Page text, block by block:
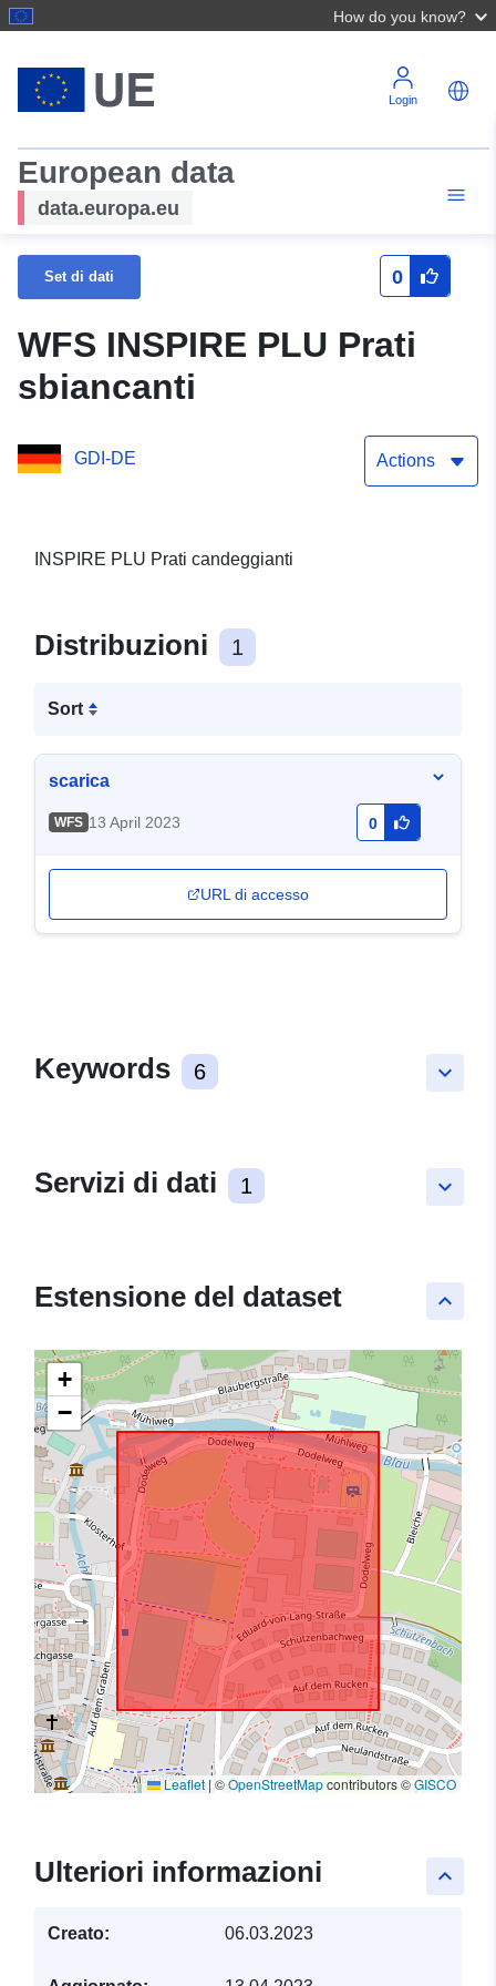
How do you know?
Login
European data
data.europa.eu
Set di dati 0
WFS INSPIRE PLU Prati
sbiancanti
GDI-DE Actions
INSPIRE PLU Prati candeggianti
Distribuzioni 1
Sort
scarica
WFS 13 April 2023 0
URL di accesso
keyboard_arrow_down
Keywords 6
keyboard_arrow_down
Servizi di dati 1
keyboard_arrow_up
Estensione del dataset
+
−
Leaflet |©OpenStreetMapcontributors ©GISCO
keyboard_arrow_up
Ulteriori informazioni
Creato: 06.03.2023